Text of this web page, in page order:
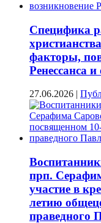
Специфика
факторы,
Ренессанса
27.06.2026 |
прп.
участие в
летию
праведного